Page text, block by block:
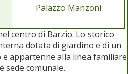
Palazzo Manzoni
centro di Barzio. Lo storico
dotata di giardino e di un
e appartenne alla linea familiare
sede comunale.